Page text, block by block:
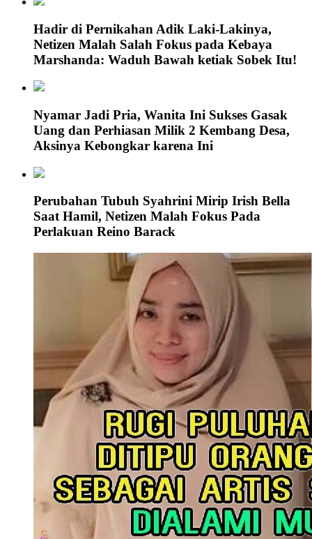
Hadir di Pernikahan Adik Laki-Lakinya,
Netizen Malah Salah Fokus pada Kebaya
Marshanda: Waduh Bawah ketiak Sobek Itu!
Nyamar Jadi Pria, Wanita Ini Sukses Gasak
Uang dan Perhiasan Milik 2 Kembang Desa,
Aksinya Kebongkar karena Ini
Perubahan Tubuh Syahrini Mirip Irish Bella
Saat Hamil, Netizen Malah Fokus Pada
Perlakuan Reino Barack